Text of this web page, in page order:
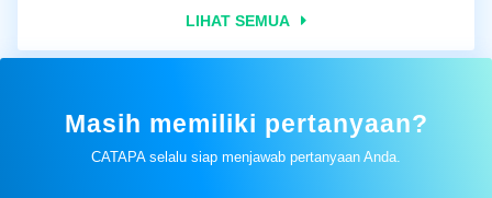
LIHAT SEMUA
Masih memiliki pertanyaan?
CATAPA selalu siap menjawab pertanyaan Anda.